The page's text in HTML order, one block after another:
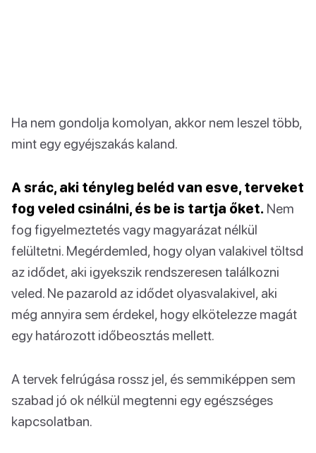
Ha nem gondolja komolyan, akkor nem leszel több,
mint egy egyéjszakás kaland.
A srác, aki tényleg beléd van esve, terveket
fog veled csinálni, és be is tartja őket. Nem
fog figyelmeztetés vagy magyarázat nélkül
felültetni. Megérdemled, hogy olyan valakivel töltsd
az idődet, aki igyekszik rendszeresen találkozni
veled. Ne pazarold az idődet olyasvalakivel, aki
még annyira sem érdekel, hogy elkötelezze magát
egy határozott időbeosztás mellett.
A tervek felrúgása rossz jel, és semmiképpen sem
szabad jó ok nélkül megtenni egy egészséges
kapcsolatban.